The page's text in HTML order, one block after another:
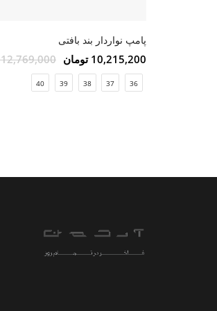
پامپ نواردار بند بافتی
10,215,200 تومان 12,769,000 تومان
36
37
38
39
40